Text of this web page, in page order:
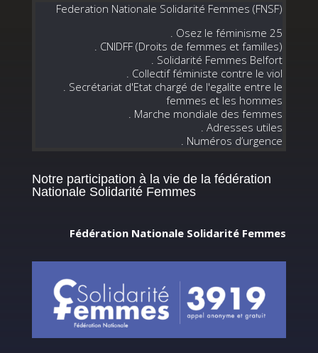
Federation Nationale Solidarité Femmes (FNSF)
. Osez le féminisme 25
. CNIDFF (Droits de femmes et familles)
. Solidarité Femmes Belfort
. Collectif féministe contre le viol
. Secrétariat d'Etat chargé de l'egalite entre le
femmes et les hommes
. Marche mondiale des femmes
. Adresses utiles
. Numéros d’urgence
Notre participation à la vie de la fédération
Nationale Solidarité Femmes
Fédération Nationale Solidarité Femmes